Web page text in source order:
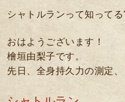
シャトルランって知って
おはようございます！
檜垣由梨子です。
先日、全身持久力の測定、